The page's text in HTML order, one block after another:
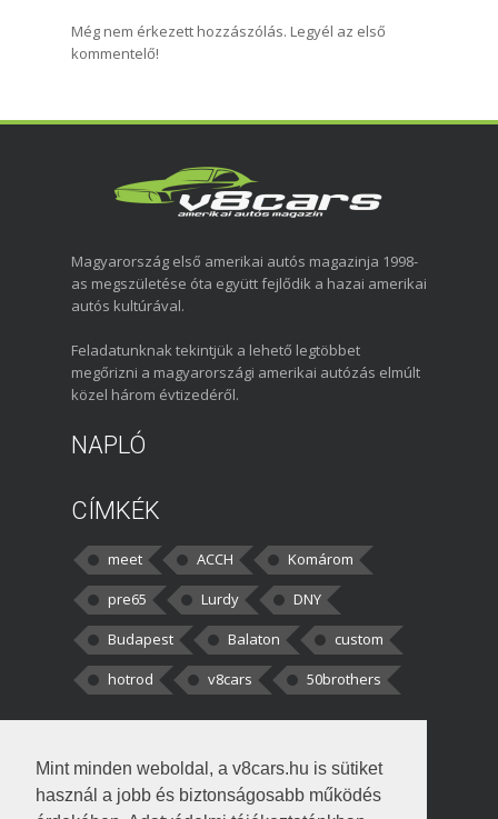
Mint minden weboldal, a v8cars.hu is sütiket
használ a jobb és biztonságosabb működés
Még nem érkezett hozzászólás. Legyél az első
kommentelő!
Magyarország első amerikai autós magazinja 1998-
as megszületése óta együtt fejlődik a hazai amerikai
autós kultúrával.
Feladatunknak tekintjük a lehető legtöbbet
megőrizni a magyarországi amerikai autózás elmúlt
közel három évtizedéről.
NAPLÓ
CÍMKÉK
meet ACCH
Komárom
pre65
Lurdy
DNY
Budapest
Balaton
custom
hotrod
v8cars 50brothers
kortisz:Elszúrtam! Én csak két
darabbaal számoltam. Nem tudtam, hogy fél autót,